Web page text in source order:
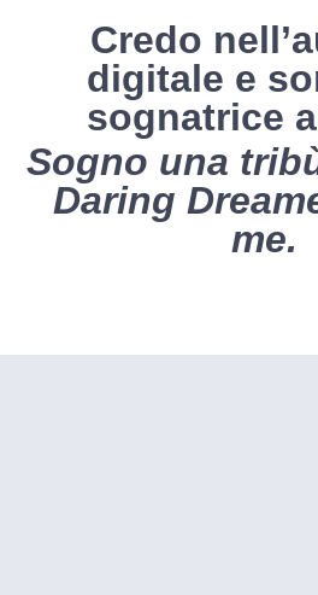
Credo
digitale e
sognatrice
Sogno una
Daring
me.